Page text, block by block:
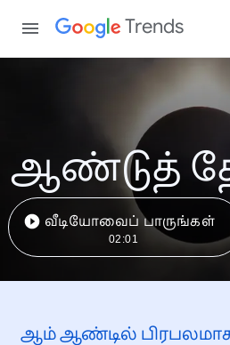
Trends
ஆண்டுத்
வீடியோவைப் பாருங்கள்
02:01
ஆம் ஆண்டில்